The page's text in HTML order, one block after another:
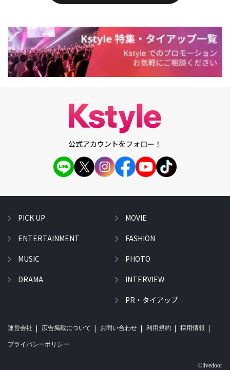
公式アカウントをフォロー！
PICK UP
ENTERTAINMENT
MUSIC
DRAMA
MOVIE
FASHION
PHOTO
INTERVIEW
PR・タイアップ
運営会社 広告掲載について お問い合わせ 利用規約 採用情報
プライバシーポリシー
©livedoor